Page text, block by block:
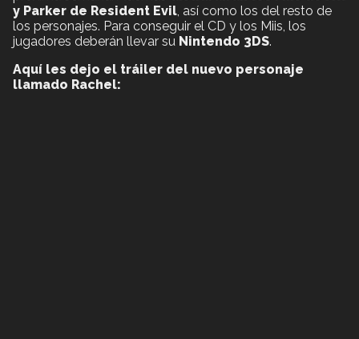
y Parker de Resident Evil, así como los del resto de
los personajes. Para conseguir el CD y los Miis, los
jugadores deberán llevar su Nintendo 3DS.
Aquí les dejo el tráiler del nuevo personaje
llamado Rachel: